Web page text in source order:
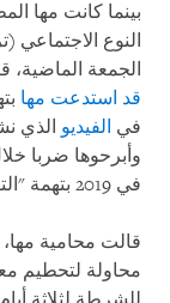
بينما كانت مها المطيري (39
النوع الاجتماعي
الجمعة
قد استدعت مها
في الفيديو الذي
وأبرحوها ضربا
في 2019 بتهمة "التشبه بالجنس الآخر".
قالت محامية
محاولة لتحطيم